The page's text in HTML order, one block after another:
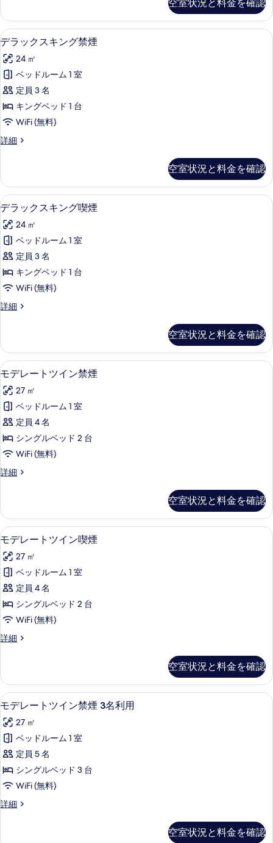
真
を
表
示
す
る
モ
ン
ズ）
喫
煙
の
す
べ
て
真
を
表
示
す
る
ト
ダ
ブ
（シ
モ
ン
ズ）
喫
煙
の
詳
空室状況と料金を確認
デ
ラ
ッ
ク
ス
キ
グ
煙
の
す
べ
て
の
写
真
を
す
る
セーフティボックス (室内)、遮光カ
4
デラックスキング禁煙
24 ㎡
ベッドルーム 1 室
定員 3 名
キングベッド 1 台
WiFi (無料)
詳細
デ
ス
キ
ン
禁
煙
の
詳
細
空室状況と料金を確認
デ
ラ
ッ
ク
ス
キ
グ
煙
の
す
べ
て
の
写
真
を
す
る
セーフティボックス (室内)、遮光カ
4
デラックスキング喫煙
24 ㎡
ベッドルーム 1 室
定員 3 名
キングベッド 1 台
WiFi (無料)
詳細
デ
ス
キ
ン
喫
煙
の
詳
細
空室状況と料金を確認
モ
デ
レ
ー
ト
ツ
ン
煙
の
す
べ
て
の
写
真
を
す
る
セーフティボックス (室内)、遮光カ
3
モデレートツイン禁煙
27 ㎡
ベッドルーム 1 室
定員 4 名
シングルベッド 2 台
WiFi (無料)
詳細
モ
ト
ツ
イ
禁
煙
の
詳
細
空室状況と料金を確認
モ
デ
レ
ー
ト
ツ
ン
煙
の
す
べ
て
の
写
真
を
セーフティボックス (室内)、遮光カ
3
モデレートツイン喫煙
27 ㎡
ベッドルーム 1 室
定員 4 名
シングルベッド 2 台
WiFi (無料)
詳細
モ
ト
ツ
イ
喫
煙
の
詳
細
空室状況と料金を確認
モ
デ
レ
ー
ト
ツ
ン
バスアメニティ (無料)、ヘアドライ
1
モデレートツイン禁煙 3名利用
27 ㎡
ベッドルーム 1 室
定員 5 名
シングルベッド 3 台
WiFi (無料)
詳細
モ
空室状況と料金を確認